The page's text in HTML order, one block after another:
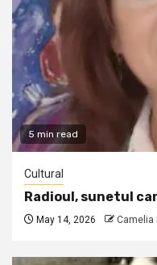
5 min read
Cultural
Radioul, sunetul
May 14, 2026 Camelia